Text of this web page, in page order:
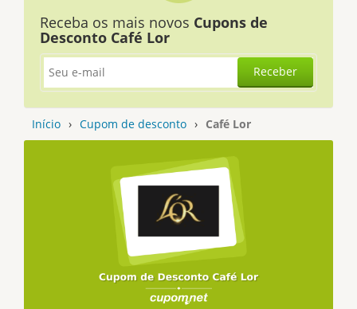
Receba os mais novos Cupons de
Desconto Café Lor
Receber
Início › Cupom de desconto › Café Lor